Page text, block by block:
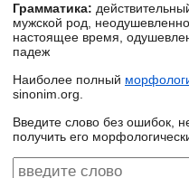
Грамматика:
мужской род,
настоящее время,
падеж
Наиболее полный
sinonim.org.
Введите слово без ошибок,
получить его